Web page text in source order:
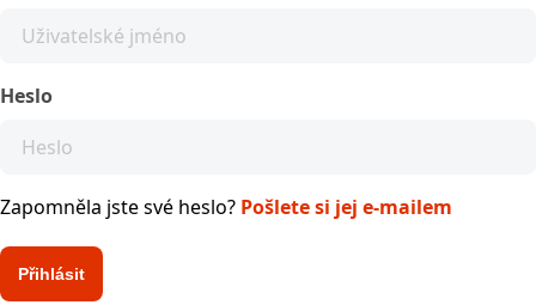
Heslo
Zapomněla jste své heslo? Pošlete si jej e-mailem